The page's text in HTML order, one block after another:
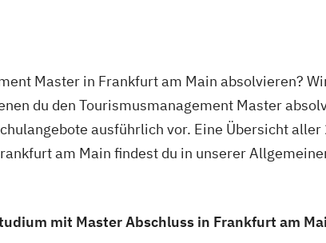
Master in Frankfurt am Main absolvieren?
du den Tourismusmanagement Master
ausführlich vor. Eine Übersicht
am Main findest du in unserer
mit Master Abschluss in Frankfurt am